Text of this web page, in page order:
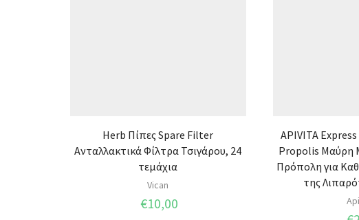
Herb Πίπες Spare Filter
Ανταλλακτικά Φίλτρα Τσιγάρου, 24
τεμάχια
Vican
€10,00
APIVITA
Propolis Μαύρη
Πρόπολη για
της